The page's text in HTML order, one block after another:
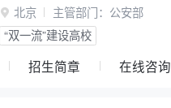
 北京 主管部门： 公安部
“双一流”建设高校
招生简章 在线咨询